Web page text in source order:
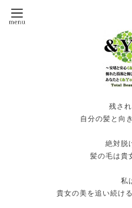
残さ
自分の髪と向
絶対脱
髪の毛は貴
私
貴女の美を追い続け